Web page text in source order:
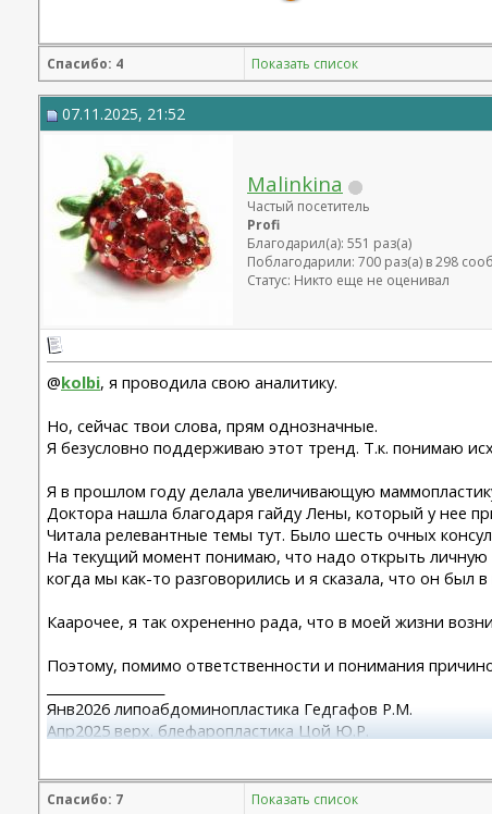
Спасибо: 4 Показать список
07.11.2025, 21:52
Malinkina
Частый посетитель
Profi
Благодарил(а): 551 раз(а)
Поблагодарили: 700 раз(а) в 298
Статус: Никто еще не оценивал
@kolbi, я проводила свою аналитику.
Но, сейчас твои слова, прям однозначные.
Я безусловно поддерживаю этот тренд. Т.к. понимаю
Я в прошлом году делала увеличивающую
Доктора нашла благодаря гайду Лены, который у нее
Читала релевантные темы тут. Было шесть очных
На текущий момент понимаю, что надо открыть
когда мы как-то разговорились и я сказала, что он был
Каарочее, я так охрененно рада, что в моей жизни
Поэтому, помимо ответственности и понимания
Янв2026 липоабдоминопластика Гедгафов Р.М.
Апр2025 верх. блефаропластика Цой Ю.Р.
Спасибо: 7 Показать список